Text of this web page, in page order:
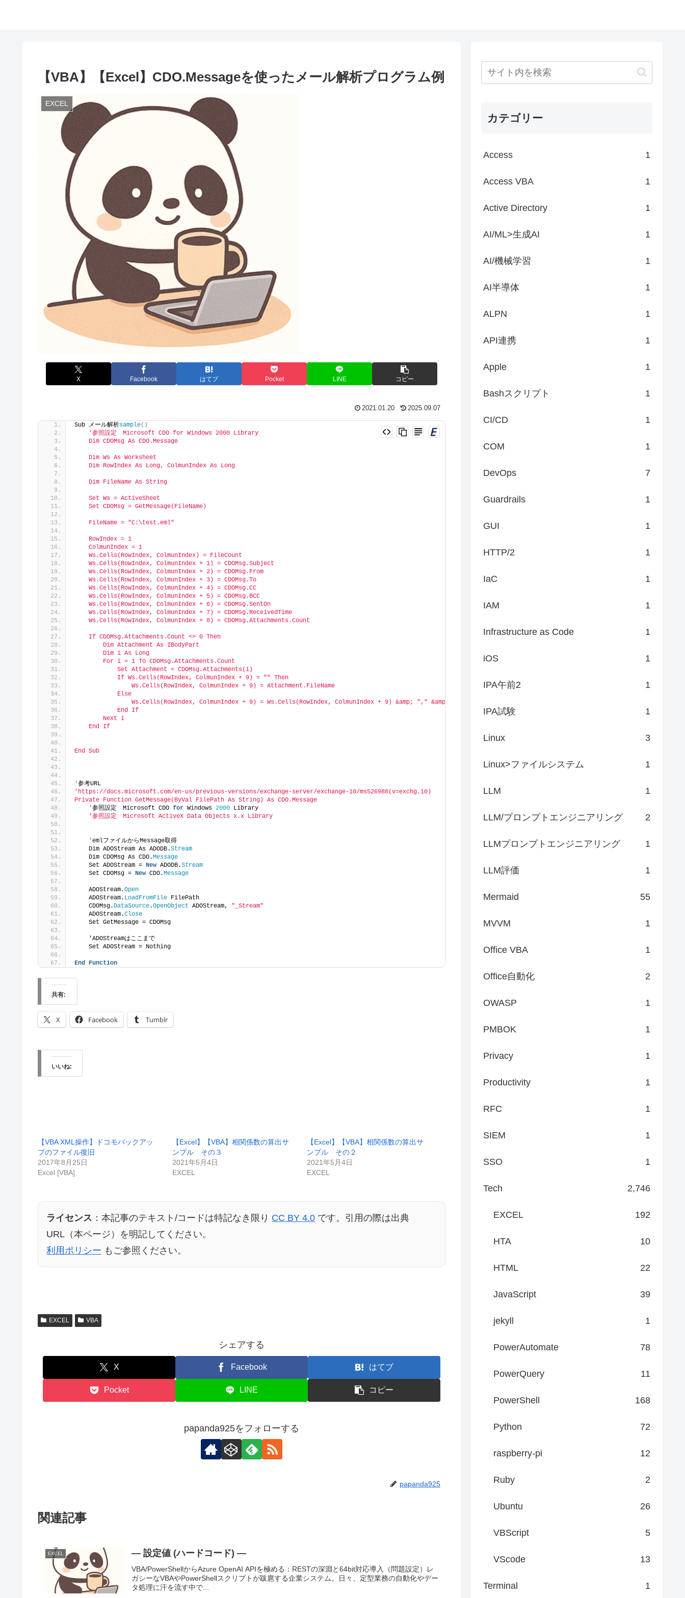
【VBA】【Excel】CDO.Messageを使ったメール解析プログラム例
EXCEL
X Facebook はてブ Pocket LINE コピー
2021.01.20 2025.09.07
Sub メール解析sample()
'参照設定　Microsoft CDO for Windows 2000 Library
    Dim CDOMsg As CDO.Message
    Dim Ws As Worksheet
    Dim RowIndex As Long, ColmunIndex As Long
    Dim FileName As String
    Set Ws = ActiveSheet
    Set CDOMsg = GetMessage(FileName)
    FileName = "C:\test.eml"
    RowIndex = 1
    ColmunIndex = 1
    Ws.Cells(RowIndex, ColmunIndex) = FileCount
    Ws.Cells(RowIndex, ColmunIndex + 1) = CDOMsg.Subject
    Ws.Cells(RowIndex, ColmunIndex + 2) = CDOMsg.From
    Ws.Cells(RowIndex, ColmunIndex + 3) = CDOMsg.To
    Ws.Cells(RowIndex, ColmunIndex + 4) = CDOMsg.CC
    Ws.Cells(RowIndex, ColmunIndex + 5) = CDOMsg.BCC
    Ws.Cells(RowIndex, ColmunIndex + 6) = CDOMsg.SentOn
    Ws.Cells(RowIndex, ColmunIndex + 7) = CDOMsg.ReceivedTime
    Ws.Cells(RowIndex, ColmunIndex + 8) = CDOMsg.Attachments.Count
    If CDOMsg.Attachments.Count <> 0 Then
        Dim Attachment As IBodyPart
        Dim i As Long
        For i = 1 To CDOMsg.Attachments.Count
            Set Attachment = CDOMsg.Attachments(i)
            If Ws.Cells(RowIndex, ColmunIndex + 9) = "" Then
                Ws.Cells(RowIndex, ColmunIndex + 9) = Attachment.FileName
            Else
                Ws.Cells(RowIndex, ColmunIndex + 9) = Ws.Cells(RowIndex, ColmunIndex + 9) &amp; "," &amp; Attachment.FileName
            End If
        Next i
    End If
End Sub
'参考URL
'https://docs.microsoft.com/en-us/previous-versions/exchange-server/exchange-10/ms526988(v=exchg.10)
Private Function GetMessage(ByVal FilePath As String) As CDO.Message
    '
参照設定　Microsoft CDO for Windows 2000 Library
'参照設定　Microsoft ActiveX Data Objects x.x Library
    '
emlファイルからMessage取得
    Dim ADOStream As ADODB.
Stream
    Dim CDOMsg As CDO.
Message
    Set ADOStream =
New ADODB.Stream
    Set CDOMsg =
New CDO.Message
    ADOStream.
Open
    ADOStream.
LoadFromFile FilePath
    CDOMsg.
DataSource.OpenObject ADOStream, "_Stream"
    ADOStream.
Close
    Set GetMessage = CDOMsg
    'ADOStreamはここまで
    Set ADOStream = Nothing
End Function
共有:
X Facebook Tumblr
いいね:
【VBA XML操作】ドコモバックアッ
プのファイル復旧
2017年8月25日
Excel [VBA]
【Excel】【VBA】相関係数の算出サ
ンプル その３
2021年5月4日
EXCEL
【Excel】【VBA】相関係数の算出サ
ンプル その２
2021年5月4日
EXCEL
ライセンス ：本記事のテキスト/コードは特記なき限り CC BY 4.0 です。引用の際は出典
URL（本ページ）を明記してください。
利用ポリシー もご参照ください。
EXCEL VBA
シェアする
X Facebook はてブ
Pocket LINE コピー
papanda925をフォローする
papanda925
関連記事
EXCEL — 設定値 (ハードコード) —
VBA/PowerShellからAzure OpenAI APIを極める：RESTの深淵と64bit対応導入（問題設定）レ
ガシーなVBAやPowerShellスクリプトが跋扈する企業システム。日々、定型業務の自動化やデー
タ処理に汗を流す中で...
カテゴリー
Access 1
Access VBA 1
Active Directory 1
AI/ML>生成AI 1
AI/機械学習 1
AI半導体 1
ALPN 1
API連携 1
Apple 1
Bashスクリプト 1
CI/CD 1
COM 1
DevOps 7
Guardrails 1
GUI 1
HTTP/2 1
IaC 1
IAM 1
Infrastructure as Code 1
iOS 1
IPA午前2 1
IPA試験 1
Linux 3
Linux>ファイルシステム 1
LLM 1
LLM/プロンプトエンジニアリング 2
LLMプロンプトエンジニアリング 1
LLM評価 1
Mermaid 55
MVVM 1
Office VBA 1
Office自動化 2
OWASP 1
PMBOK 1
Privacy 1
Productivity 1
RFC 1
SIEM 1
SSO 1
Tech 2,746
EXCEL 192
HTA 10
HTML 22
JavaScript 39
jekyll 1
PowerAutomate 78
PowerQuery 11
PowerShell 168
Python 72
raspberry-pi 12
Ruby 2
Ubuntu 26
VBScript 5
VScode 13
Terminal 1